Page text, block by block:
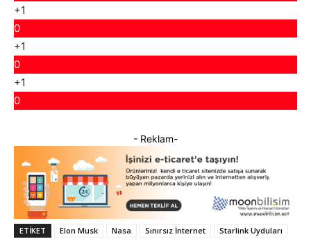
+1
0
+1
0
+1
0
- Reklam-
ETIKET Elon Musk Nasa Sınırsız İnternet Starlink Uyduları